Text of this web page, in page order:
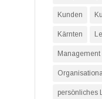
Kunden
Kärnten
Management
persönliches